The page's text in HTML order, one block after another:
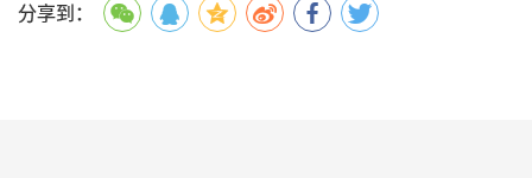
分享到：